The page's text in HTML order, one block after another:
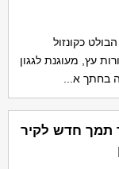
כקונזול
עץ, מעוגנת לגגון
בחתך א...
תמך חדש לקיר